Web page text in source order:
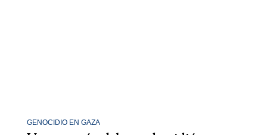
GENOCIDIO EN GAZA